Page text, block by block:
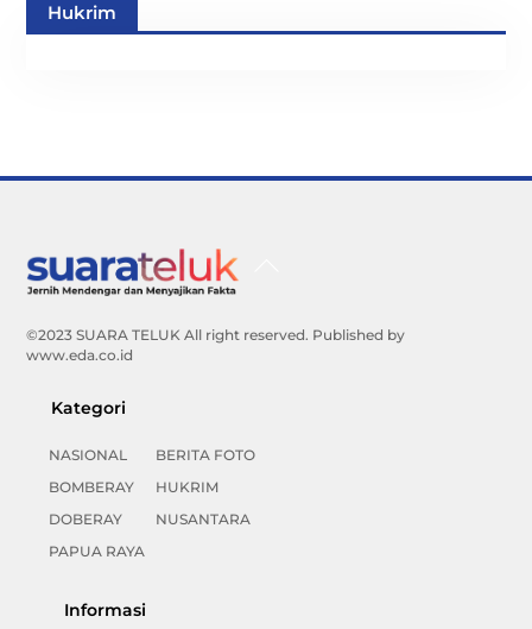
Hukrim
©2023 SUARA TELUK All right reserved. Published by
www.eda.co.id
Kategori
NASIONAL
BOMBERAY
DOBERAY
PAPUA RAYA
BERITA FOTO
HUKRIM
NUSANTARA
Informasi